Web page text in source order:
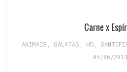
Carne x
ANIMAIS GÁLATAS HD
05/06/2013